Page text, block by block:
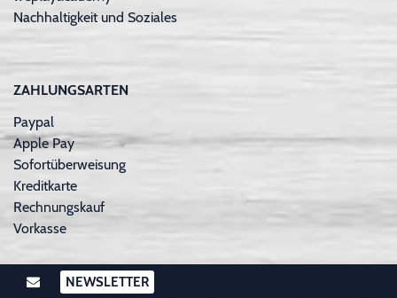
Nachhaltigkeit und Soziales
ZAHLUNGSARTEN
Paypal
Apple Pay
Sofortüberweisung
Kreditkarte
Rechnungskauf
Vorkasse
NEWSLETTER